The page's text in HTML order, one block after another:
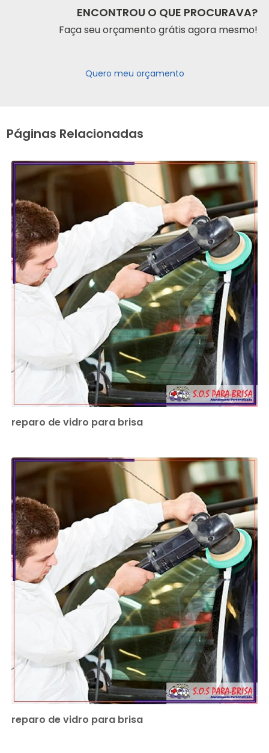
ENCONTROU O QUE PROCURAVA?
Faça seu orçamento grátis agora mesmo!
Quero meu orçamento
Páginas Relacionadas
reparo de vidro para brisa
reparo de vidro para brisa